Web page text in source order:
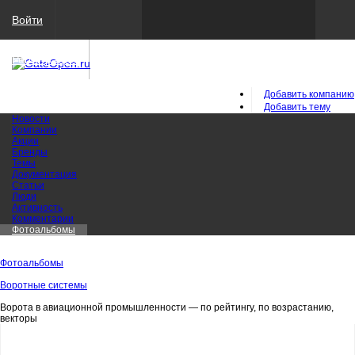
Войти
Регистрация
Добавить компанию
Добавить тему
Новости
Компании
Акции
Бренды
Темы
Документация
Статьи
Люди
Активность
Комментарии
Фотоальбомы
Фотоальбомы
Воротные системы
Ворота в авиационной промышленности — по рейтингу, по возрастанию,
векторы